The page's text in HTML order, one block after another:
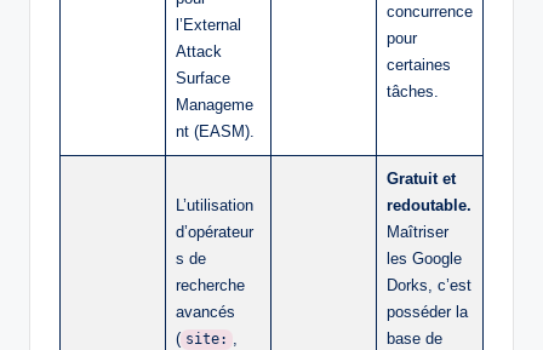
l’External
Attack
Surface
Manageme
nt (EASM).
concurrence
pour
certaines
tâches.
L’utilisation
d’opérateur
s de
recherche
avancés
( site: ,
Gratuit et
redoutable.
Maîtriser
les Google
Dorks, c’est
posséder la
base de